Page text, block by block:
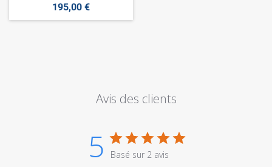
195,00 €
Avis des clients
5 Basé sur 2 avis